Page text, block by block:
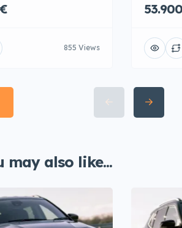
855 Views
may also like...